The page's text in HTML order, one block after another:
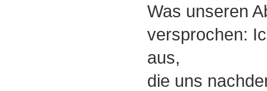
Was unseren
versprochen:
aus,
die uns